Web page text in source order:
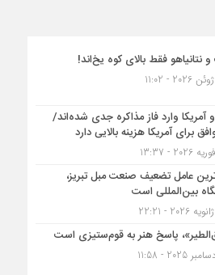
نتانیاهو فقط بالای کوه یخ‌اند!
و آمریکا وارد فاز مذاکره جدی شده‌اند/
برای آمریکا هزینه بالایی دارد
عامل تضعیف صنعت مبل تبریز،
بین‌المللی است
پاسخ هنر به قوم‌ستیزی است